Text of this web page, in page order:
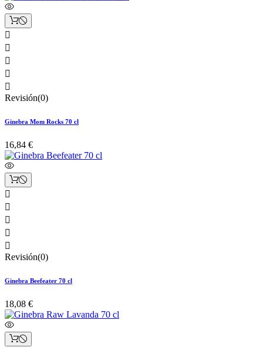





Revisión(0)
Ginebra Mom Rocks 70 cl
16,84 €





Revisión(0)
Ginebra Beefeater 70 cl
18,08 €